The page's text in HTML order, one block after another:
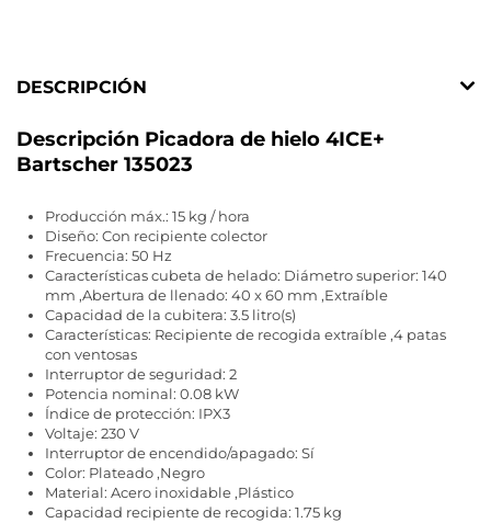
DESCRIPCIÓN
Descripción Picadora de hielo 4ICE+
Bartscher 135023
Producción máx.: 15 kg / hora
Diseño: Con recipiente colector
Frecuencia: 50 Hz
Características cubeta de helado: Diámetro superior: 140
mm ,Abertura de llenado: 40 x 60 mm ,Extraíble
Capacidad de la cubitera: 3.5 litro(s)
Características: Recipiente de recogida extraíble ,4 patas
con ventosas
Interruptor de seguridad: 2
Potencia nominal: 0.08 kW
Índice de protección: IPX3
Voltaje: 230 V
Interruptor de encendido/apagado: Sí
Color: Plateado ,Negro
Material: Acero inoxidable ,Plástico
Capacidad recipiente de recogida: 1.75 kg